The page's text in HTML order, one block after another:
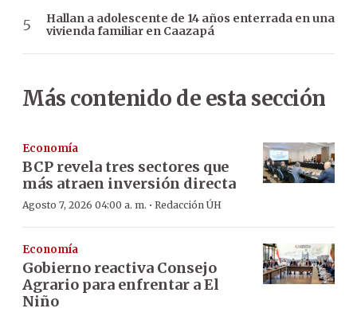
Hallan a adolescente de 14 años enterrada en una
vivienda familiar en Caazapá
Más contenido de esta sección
Economía
BCP revela tres sectores que
más atraen inversión directa
Agosto 7, 2026 04:00 a. m. · Redacción ÚH
Economía
Gobierno reactiva Consejo
Agrario para enfrentar a El
Niño